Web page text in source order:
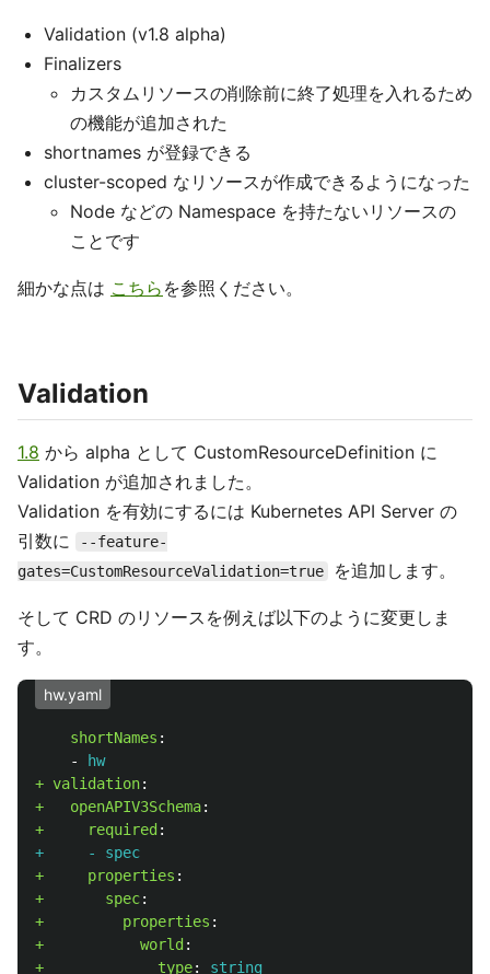
Validation (v1.8 alpha)
Finalizers
カスタムリソースの削除前に終了処理を入れるため
の機能が追加された
shortnames が登録できる
cluster-scoped なリソースが作成できるようになった
Node などの Namespace を持たないリソースの
ことです
細かな点は こちら を参照ください。
Validation
1.8 から alpha として CustomResourceDefinition に
Validation が追加されました。
Validation を有効にするには Kubernetes API Server の
引数に
--feature-
gates=CustomResourceValidation=true
を追加します。
そして CRD のリソースを例えば以下のように変更しま
す。
hw.yaml
shortNames :
-
hw
+ validation:
+   openAPIV3Schema:
+     required :
+     - spec
+     properties :
+       spec:
+         properties :
+           world :
+             type: string